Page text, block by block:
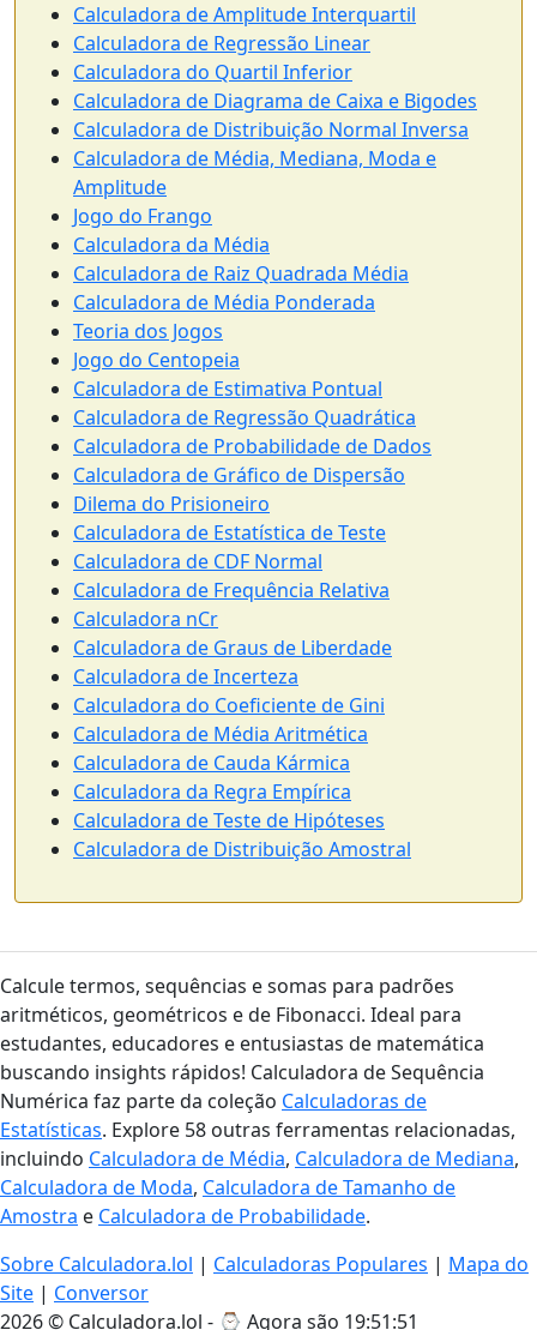
Calculadora de Amplitude Interquartil
Calculadora de Regressão Linear
Calculadora do Quartil Inferior
Calculadora de Diagrama de Caixa e Bigodes
Calculadora de Distribuição Normal Inversa
Calculadora de Média, Mediana, Moda e
Amplitude
Jogo do Frango
Calculadora da Média
Calculadora de Raiz Quadrada Média
Calculadora de Média Ponderada
Teoria dos Jogos
Jogo do Centopeia
Calculadora de Estimativa Pontual
Calculadora de Regressão Quadrática
Calculadora de Probabilidade de Dados
Calculadora de Gráfico de Dispersão
Dilema do Prisioneiro
Calculadora de Estatística de Teste
Calculadora de CDF Normal
Calculadora de Frequência Relativa
Calculadora nCr
Calculadora de Graus de Liberdade
Calculadora de Incerteza
Calculadora do Coeficiente de Gini
Calculadora de Média Aritmética
Calculadora de Cauda Kármica
Calculadora da Regra Empírica
Calculadora de Teste de Hipóteses
Calculadora de Distribuição Amostral
Calcule termos, sequências e somas para padrões
aritméticos, geométricos e de Fibonacci. Ideal para
estudantes, educadores e entusiastas de matemática
buscando insights rápidos! Calculadora de Sequência
Numérica faz parte da coleção Calculadoras de
Estatísticas. Explore 58 outras ferramentas relacionadas,
incluindo Calculadora de Média, Calculadora de Mediana,
Calculadora de Moda, Calculadora de Tamanho de
Amostra e Calculadora de Probabilidade.
Sobre Calculadora.lol | Calculadoras Populares | Mapa do
Site | Conversor
2026 © Calculadora.lol - ⌚ Agora são 19:51:52